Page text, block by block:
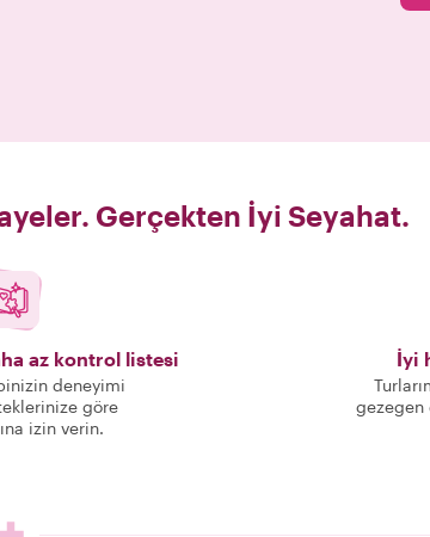
Gerçekten İyi Seyahat.
az kontrol listesi
deneyimi
göre
izin verin.
İyi
gezegen